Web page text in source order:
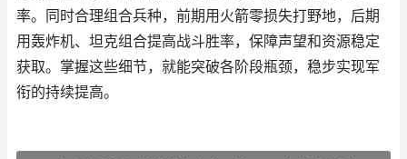
率。同时合理组合兵种，前期用火箭零损失打野地，后期
用轰炸机、坦克组合提高战斗胜率，保障声望和资源稳定
获取。掌握这些细节，就能突破各阶段瓶颈，稳步实现军
衔的持续提高。